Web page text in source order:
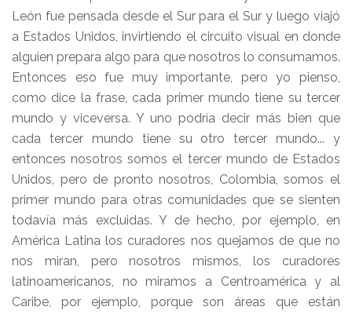
León fue pensada desde el Sur para el Sur y luego viajó
a Estados Unidos, invirtiendo el circuito visual en donde
alguien prepara algo para que nosotros lo consumamos.
Entonces eso fue muy importante, pero yo pienso,
como dice la frase, cada primer mundo tiene su tercer
mundo y viceversa. Y uno podría decir más bien que
cada tercer mundo tiene su otro tercer mundo... y
entonces nosotros somos el tercer mundo de Estados
Unidos, pero de pronto nosotros, Colombia, somos el
primer mundo para otras comunidades que se sienten
todavía más excluidas. Y de hecho, por ejemplo, en
América Latina los curadores nos quejamos de que no
nos miran, pero nosotros mismos, los curadores
latinoamericanos, no miramos a Centroamérica y al
Caribe, por ejemplo, porque son áreas que están